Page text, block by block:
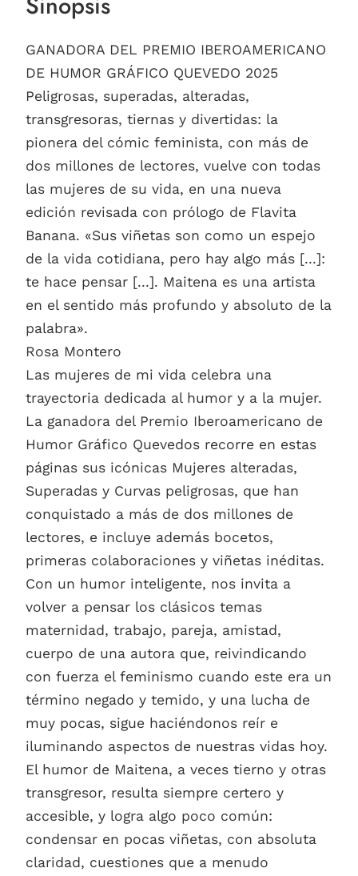
GANADORA DEL PREMIO IBEROAMERICANO
DE HUMOR GRÁFICO QUEVEDO 2025
Peligrosas, superadas, alteradas,
transgresoras, tiernas y divertidas: la
pionera del cómic feminista, con más de
dos millones de lectores, vuelve con todas
las mujeres de su vida, en una nueva
edición revisada con prólogo de Flavita
Banana. «Sus viñetas son como un espejo
de la vida cotidiana, pero hay algo más [...]:
te hace pensar [...]. Maitena es una artista
en el sentido más profundo y absoluto de la
palabra».
Rosa Montero
Las mujeres de mi vida celebra una
trayectoria dedicada al humor y a la mujer.
La ganadora del Premio Iberoamericano de
Humor Gráfico Quevedos recorre en estas
páginas sus icónicas Mujeres alteradas,
Superadas y Curvas peligrosas, que han
conquistado a más de dos millones de
lectores, e incluye además bocetos,
primeras colaboraciones y viñetas inéditas.
Con un humor inteligente, nos invita a
volver a pensar los clásicos temas
maternidad, trabajo, pareja, amistad,
cuerpo de una autora que, reivindicando
con fuerza el feminismo cuando este era un
término negado y temido, y una lucha de
muy pocas, sigue haciéndonos reír e
iluminando aspectos de nuestras vidas hoy.
El humor de Maitena, a veces tierno y otras
transgresor, resulta siempre certero y
accesible, y logra algo poco común:
condensar en pocas viñetas, con absoluta
claridad, cuestiones que a menudo